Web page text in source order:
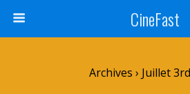
CineFast
Archives › Juillet